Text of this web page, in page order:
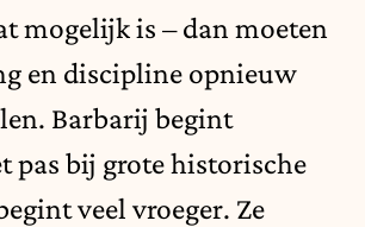
mogelijk is – dan moeten
en discipline opnieuw
Barbarij begint
pas bij grote historische
veel vroeger. Ze